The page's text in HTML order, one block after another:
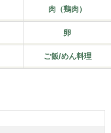
肉（鶏肉）
卵
ご飯/めん料理